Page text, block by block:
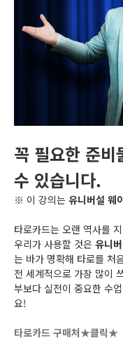
꼭 필요한 준
수 있습니다.
※ 이 강의는 유니버설 웨
타로카드는 오랜 역사를
우리가 사용할 것은 유니
는 바가 명확해 타로를 처
전 세계적으로 가장 많이
부보다 실전이 중요한 수
요!
타로카드 구매처★클릭★